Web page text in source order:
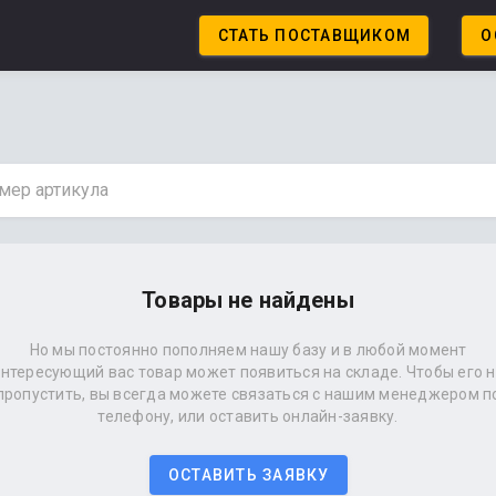
СТАТЬ ПОСТАВЩИКОМ
Товары не найдены
Но мы постоянно пополняем нашу базу и в любой момент
вас товар может появиться на складе. Чтобы его
вы всегда можете связаться с нашим менеджером
телефону, или оставить онлайн-заявку.
ОСТАВИТЬ ЗАЯВКУ